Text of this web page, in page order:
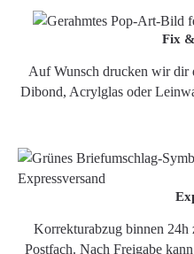
Fix
Auf Wunsch drucken wir dir
Dibond, Acrylglas oder
Korrekturabzug binnen
Postfach. Nach Freigabe